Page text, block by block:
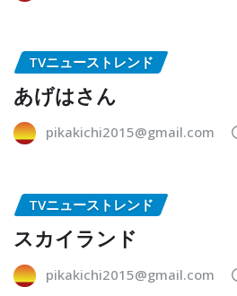
TVニューストレンド
あげはさん
pikakichi2015@gmail.com
TVニューストレンド
スカイランド
pikakichi2015@gmail.com